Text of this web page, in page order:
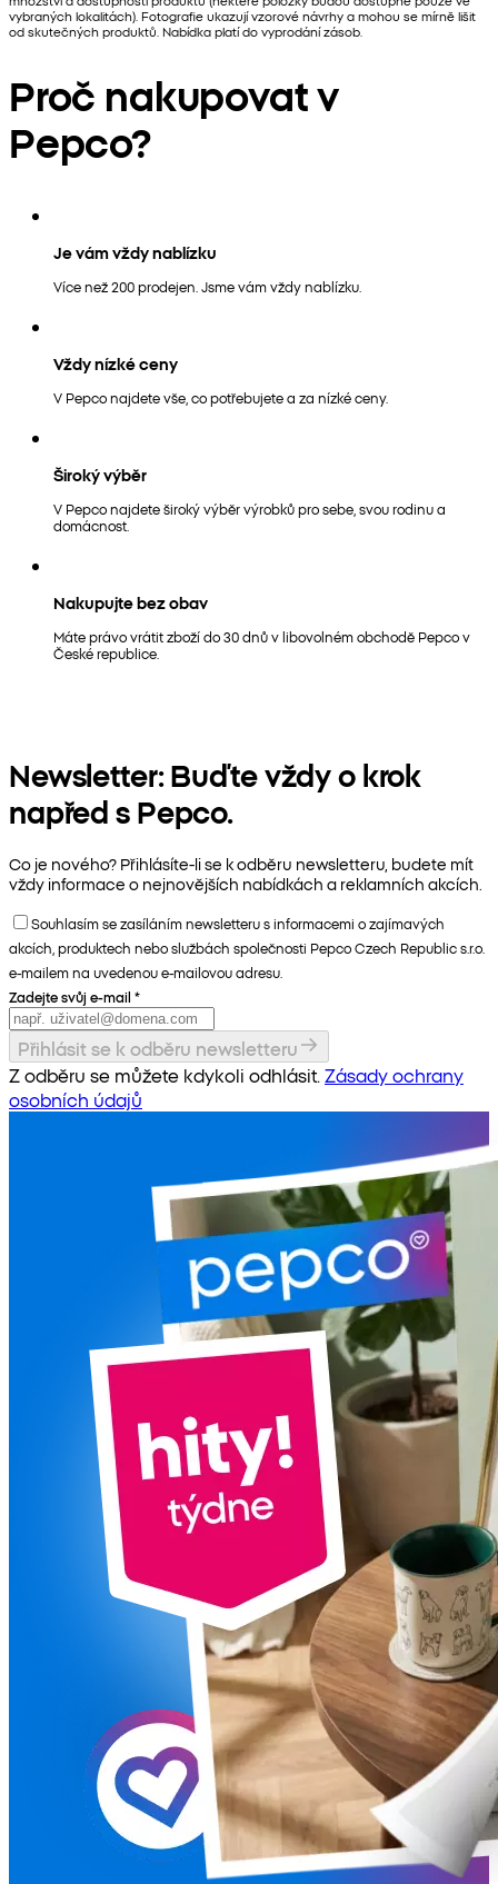
vybraných lokalitách). Fotografie ukazují vzorové návrhy a mohou se mírně lišit
od skutečných produktů. Nabídka platí do vyprodání zásob.
Proč nakupovat v
Pepco?
Je vám vždy nablízku
Více než 200 prodejen. Jsme vám vždy nablízku.
Vždy nízké ceny
V Pepco najdete vše, co potřebujete a za nízké ceny.
Široký výběr
V Pepco najdete široký výběr výrobků pro sebe, svou rodinu a
domácnost.
Nakupujte bez obav
Máte právo vrátit zboží do 30 dnů v libovolném obchodě Pepco v
České republice.
Newsletter: Buďte vždy o krok
napřed s Pepco.
Co je nového? Přihlásíte-li se k odběru newsletteru, budete mít
vždy informace o nejnovějších nabídkách a reklamních akcích.
Souhlasím se zasíláním newsletteru s informacemi o zajímavých
akcích, produktech nebo službách společnosti Pepco Czech Republic s.r.o.
e-mailem na uvedenou e-mailovou adresu.
Zadejte svůj e-mail *
Přihlásit se k odběru newsletteru
Z odběru se můžete kdykoli odhlásit. Zásady ochrany
osobních údajů